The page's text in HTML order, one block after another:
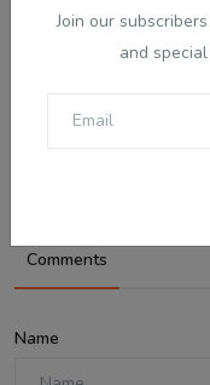
Join our
and
06 Aug -
Assembly
Comments
Name